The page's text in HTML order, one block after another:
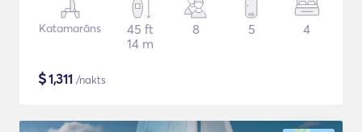
Katamarāns
45 ft
14 m
8 5 4
$1,311 /nakts